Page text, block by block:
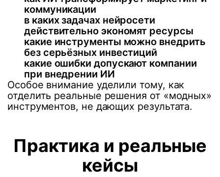
коммуникации
в каких задачах нейросети
действительно экономят ресурсы
какие инструменты можно внедрить
без серьёзных инвестиций
какие ошибки допускают компании
при внедрении ИИ
Особое внимание уделили тому, как
отделить реальные решения от «модных»
инструментов, не дающих результата.
Практика и реальные
кейсы